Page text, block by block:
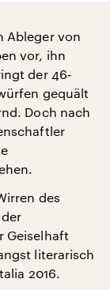
Ableger von
vor, ihn
der 46-
gequält
Doch nach
des
Geiselhaft
literarisch
2016.